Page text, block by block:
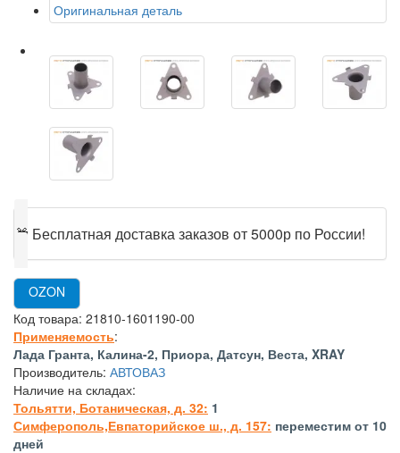
Оригинальная деталь
🎁 Бесплатная доставка заказов от 5000р по России!
OZON
Код товара: 21810-1601190-00
Применяемость:
Лада Гранта, Калина-2, Приора, Датсун, Веста, XRAY
Производитель: АВТОВАЗ
Наличие на складах:
Тольятти, Ботаническая, д. 32: 1
Симферополь,Евпаторийское ш., д. 157: переместим от 10
дней